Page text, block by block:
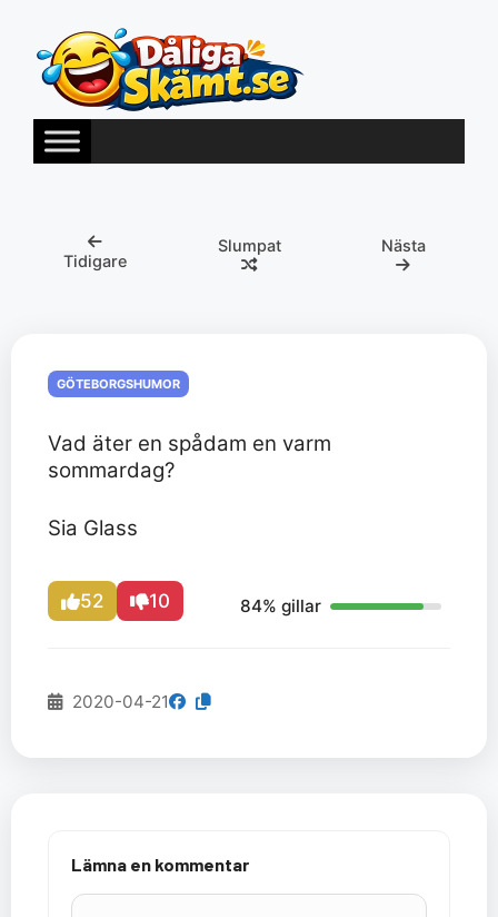
innehåll
Tidigare
Slumpat Nästa
GÖTEBORGSHUMOR
Vad äter en spådam en varm
sommardag?
Sia Glass
52 10 84% gillar
2020-04-21
Lämna en kommentar
Kommentar